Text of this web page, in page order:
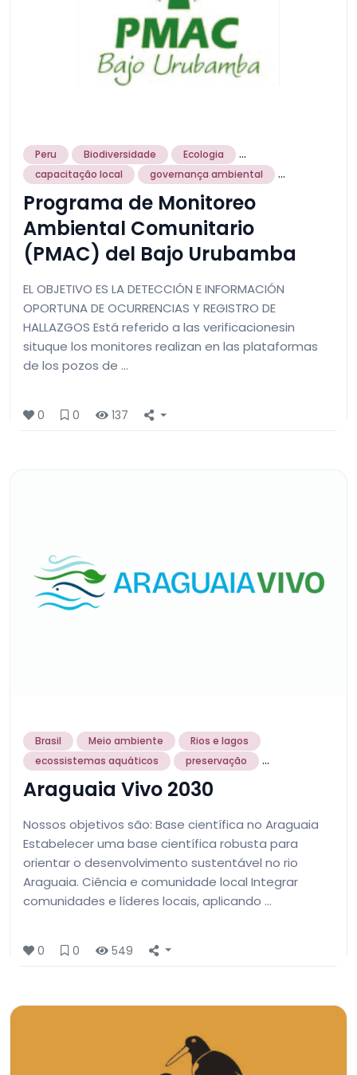
Peru Biodiversidade Ecologia ...
capacitação local governança ambiental ...
Programa de Monitoreo
Ambiental Comunitario
(PMAC) del Bajo Urubamba
EL OBJETIVO ES LA DETECCIÓN E INFORMACIÓN
OPORTUNA DE OCURRENCIAS Y REGISTRO DE
HALLAZGOS Está referido a las verificacionesin
situque los monitores realizan en las plataformas
de los pozos de …
0 0 137
Brasil Meio ambiente
Rios e lagos
ecossistemas aquáticos
preservação ...
Araguaia Vivo 2030
Nossos objetivos são: Base científica no Araguaia
Estabelecer uma base científica robusta para
orientar o desenvolvimento sustentável no rio
Araguaia. Ciência e comunidade local Integrar
comunidades e líderes locais, aplicando …
0 0 549